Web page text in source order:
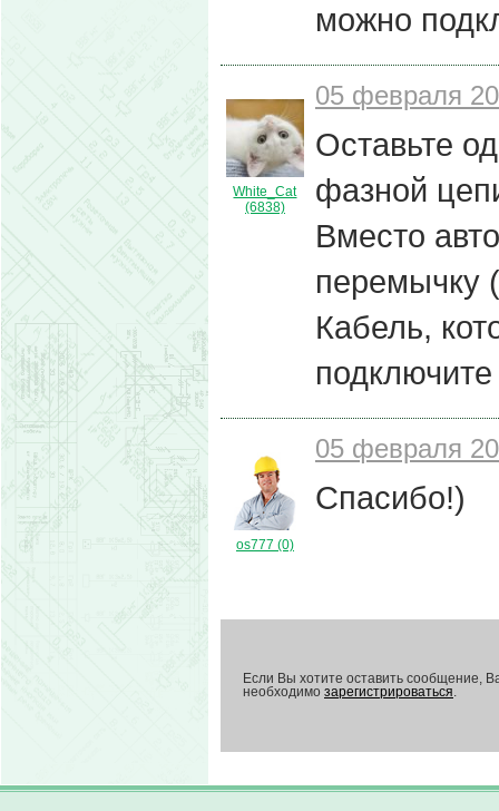
можно
White_Cat
(6838)
05 февраля
Оставьте
фазной
Вместо
перемычку
Кабель,
os777 (0)
05 февраля
Спасибо!)
Если Вы хотите оставить сообщение,
необходимо зарегистрироваться.